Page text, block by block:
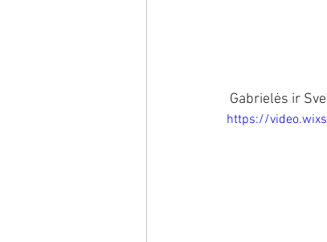
Gabrielės ir
https://